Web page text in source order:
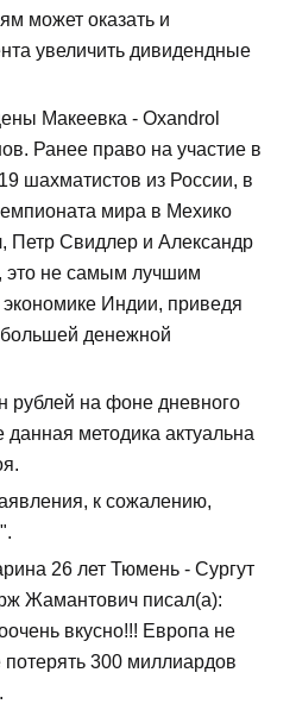
может оказать и
увеличить дивидендные
Макеевка - Oxandrol
Ранее право на участие в
шахматистов из России, в
мира в Мехико
Петр Свидлер и Александр
это не самым лучшим
Индии, приведя
большей денежной
рублей на фоне дневного
методика актуальна
к сожалению,
26 лет Тюмень - Сургут
Жамантович писал(а):
вкусно!!! Европа не
300 миллиардов